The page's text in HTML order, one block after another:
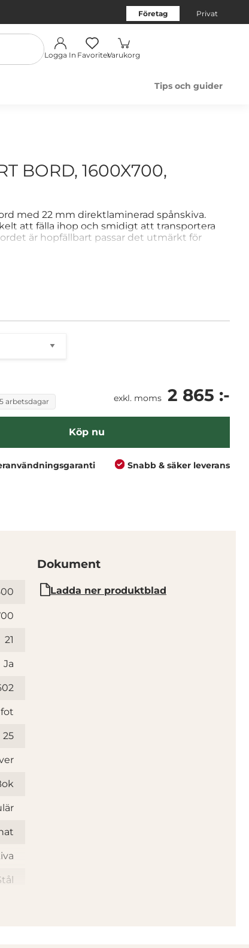
Företag Privat
Logga In FavoriterVarukorg
Tips och guider
BORD, 1600X700,
med 22 mm direktlaminerad spånskiva.
att fälla ihop och smidigt att transportera
är hopfällbart passar det utmärkt för
fötter. Stativet är i modern design, har en
arbetsdagar exkl. moms 2 865 :-
Köp nu
Snabb & säker leverans
21
Ja
25
Dokument
Ladda ner produktblad